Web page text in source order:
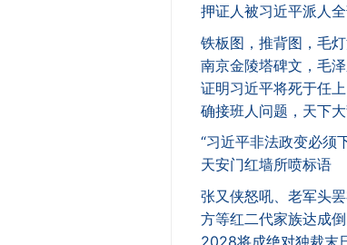
押证人被习近平派人
铁板图，推背图，毛灯
南京金陵塔碑文，毛
证明习近平将死于任
确接班人问题，天下大
“习近平非法政变必须
天安门红墙所喷标语
张又侠怒吼、老军头
方等红二代家族达成倒
2028将成绝对独裁末